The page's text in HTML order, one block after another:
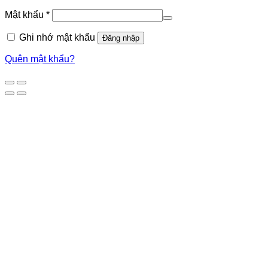
Mật khẩu *
Ghi nhớ mật khẩu Đăng nhập
Quên mật khẩu?